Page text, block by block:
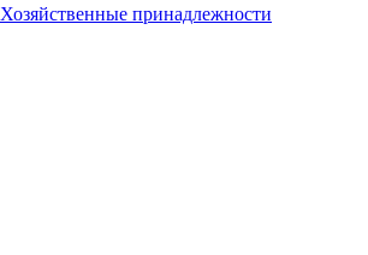
Хозяйственные принадлежности